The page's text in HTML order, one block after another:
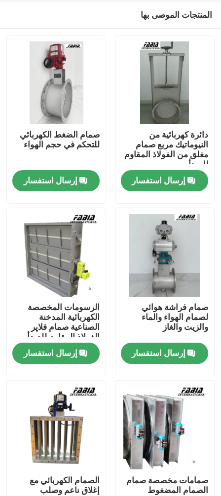
المنتجات
فيديوهات
معلومات عنا
جولة في المعمل
مراقبة الجودة
اتصل بنا
اطلب اقتباس
صمام الكرة الهوائية
صمام الفراشة الهوائي
المنتجات الموصى بها
دائرة كهربائية من
النيوماتيك مربع صمام
مغلق من الفولاذ المقاوم
للصدأ
إرسال استفسار
صمام الضغط الكهربائي
للتحكم في حجم الهواء
إرسال استفسار
صمام فراشة هوائي
لصمام الهواء والماء
والزيت والغاز
إرسال استفسار
الرسومات المخصصة
الكهربائية المدخنة
الصناعية صمام فلاپر
الفولاذ المقاوم للصدأ
مواد أخرى
إرسال استفسار
صمامات مخصصة صمام
الصمام المضغوط
الصمام الكهربائي مع
إغلاق ناعم وصلب